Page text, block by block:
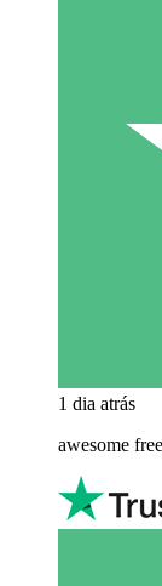
1 dia atrás
awesome